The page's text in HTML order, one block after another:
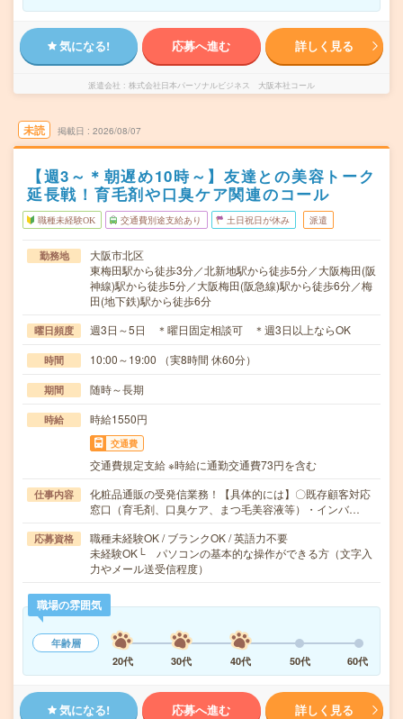
気になる! 応募へ進む 詳しく見る
派遣会社 株式会社日本パーソナルビジネス 大阪本社コール
未読 掲載日 2026/08/07
【週3～＊朝遅め10時～】友達との美容トーク
延長戦！育毛剤や口臭ケア関連のコール
職種未経験OK 交通費別途支給あり 土日祝日が休み 派遣
勤務地
大阪市北区
東梅田駅から徒歩3分／北新地駅から徒歩5分／大阪梅田(阪
神線)駅から徒歩5分／大阪梅田(阪急線)駅から徒歩6分／梅
田(地下鉄)駅から徒歩6分
曜日頻度 週3日～5日 ＊曜日固定相談可 ＊週3日以上ならOK
時間 10:00～19:00 （実8時間 休60分）
期間 随時～長期
時給 時給1550円
交通費
交通費規定支給 ※時給に通勤交通費73円を含む
仕事内容
化粧品通販の受発信業務！【具体的には】〇既存顧客対応
窓口（育毛剤、口臭ケア、まつ毛美容液等）・インバ…
応募資格
職種未経験OK / ブランクOK / 英語力不要
未経験OK└ パソコンの基本的な操作ができる方（文字入
力やメール送受信程度）
職場の雰囲気
年齢層
20代
30代 40代 50代 60代
気になる! 応募へ進む 詳しく見る